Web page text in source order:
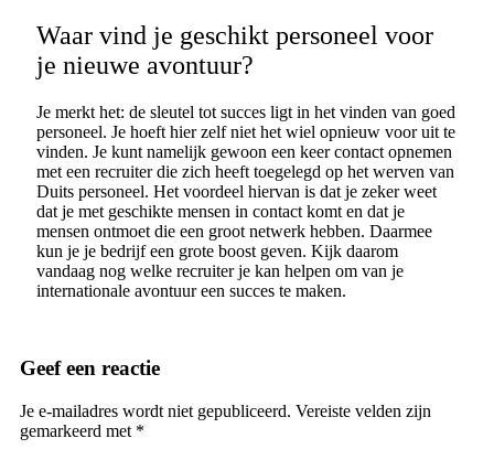
Waar vind je geschikt personeel voor
je nieuwe avontuur?
Je merkt het: de sleutel tot succes ligt in het vinden van goed
personeel. Je hoeft hier zelf niet het wiel opnieuw voor uit te
vinden. Je kunt namelijk gewoon een keer contact opnemen
met een recruiter die zich heeft toegelegd op het werven van
Duits personeel. Het voordeel hiervan is dat je zeker weet
dat je met geschikte mensen in contact komt en dat je
mensen ontmoet die een groot netwerk hebben. Daarmee
kun je je bedrijf een grote boost geven. Kijk daarom
vandaag nog welke recruiter je kan helpen om van je
internationale avontuur een succes te maken.
Geef een reactie
Je e-mailadres wordt niet gepubliceerd. Vereiste velden zijn
gemarkeerd met *